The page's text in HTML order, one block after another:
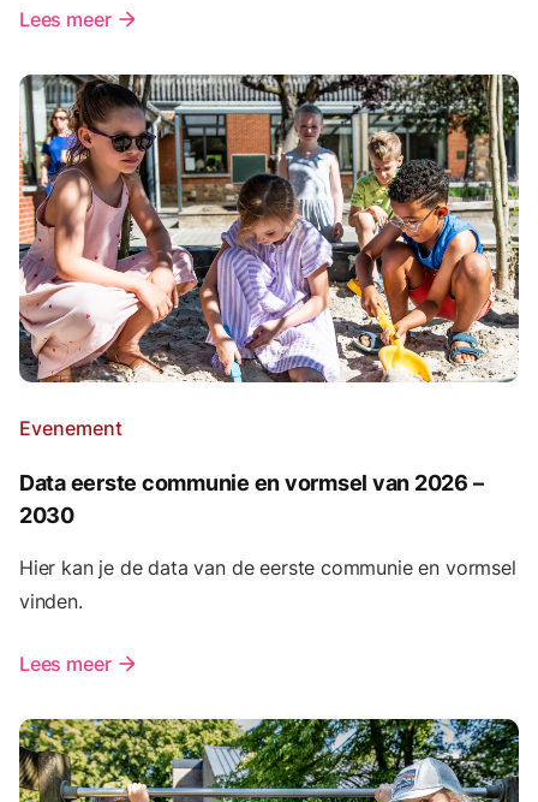
Lees meer arrow_forward
Evenement
Data eerste communie en vormsel van 2026 –
2030
Hier kan je de data van de eerste communie en vormsel
vinden.
Lees meer arrow_forward